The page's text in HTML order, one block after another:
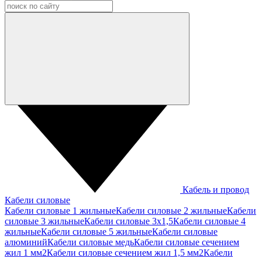
Кабель и провод
Кабели силовые
Кабели силовые 1 жильныеКабели силовые 2 жильныеКабели
силовые 3 жильныеКабели силовые 3х1,5Кабели силовые 4
жильныеКабели силовые 5 жильныеКабели силовые
алюминийКабели силовые медьКабели силовые сечением
жил 1 мм2Кабели силовые сечением жил 1,5 мм2Кабели